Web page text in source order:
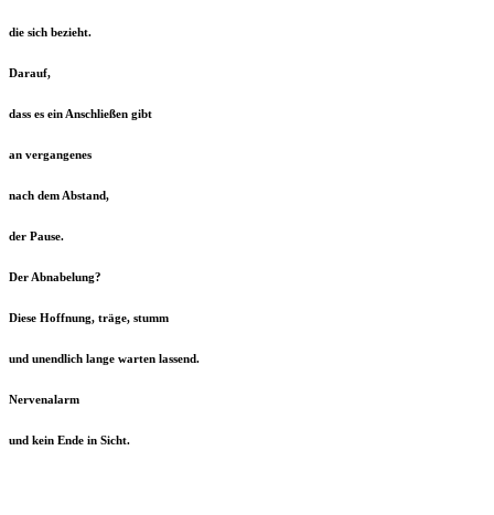
die sich bezieht.
Darauf,
dass es ein Anschließen gibt
an vergangenes
nach dem Abstand,
der Pause.
Der Abnabelung?
Diese Hoffnung, träge, stumm
und unendlich lange warten lassend.
Nervenalarm
und kein Ende in Sicht.